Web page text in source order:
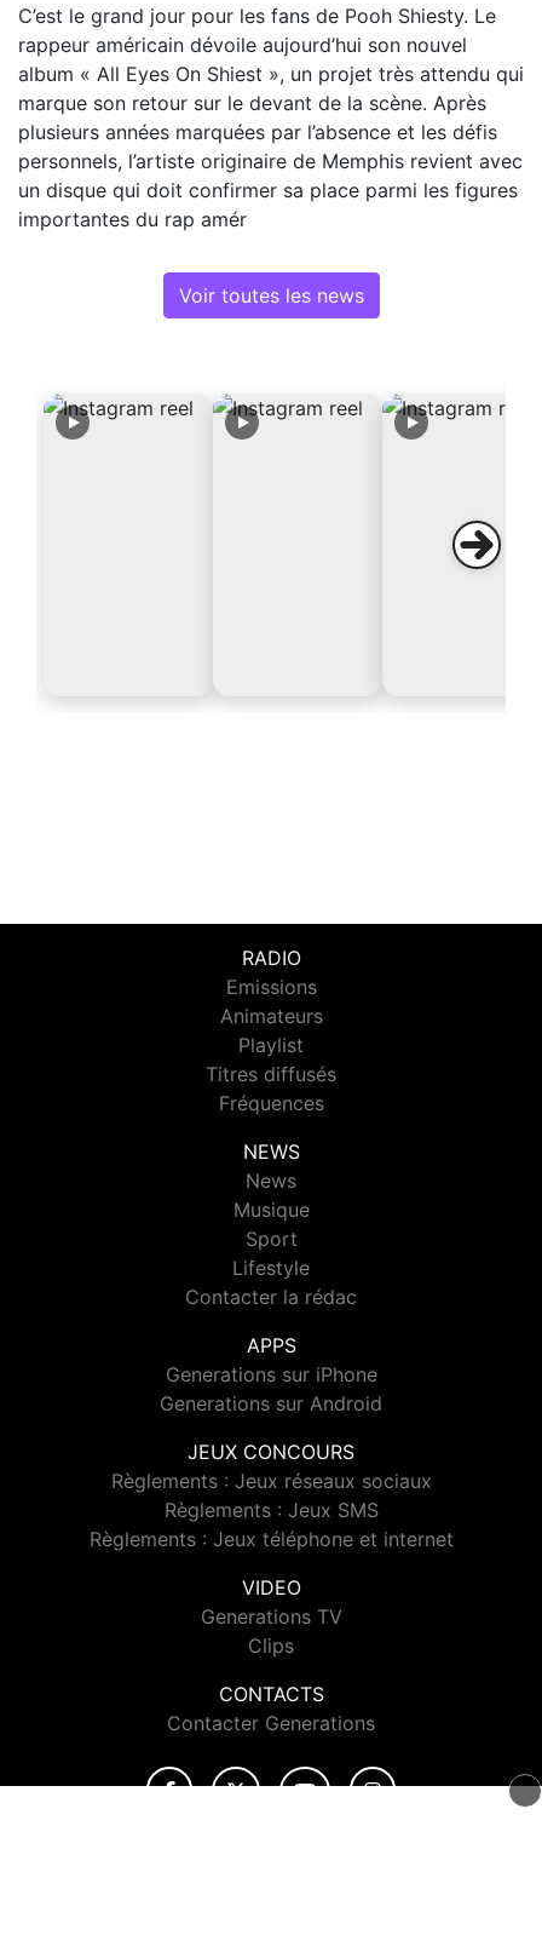
C’est le grand jour pour les fans de Pooh Shiesty. Le
rappeur américain dévoile aujourd’hui son nouvel
album « All Eyes On Shiest », un projet très attendu qui
marque son retour sur le devant de la scène. Après
plusieurs années marquées par l’absence et les défis
personnels, l’artiste originaire de Memphis revient avec
un disque qui doit confirmer sa place parmi les figures
importantes du rap amér
Voir toutes les news
RADIO
Emissions
Animateurs
Playlist
Titres diffusés
Fréquences
NEWS
News
Musique
Sport
Lifestyle
Contacter la rédac
APPS
Generations sur iPhone
Generations sur Android
JEUX CONCOURS
Règlements : Jeux réseaux sociaux
Règlements : Jeux SMS
Règlements : Jeux téléphone et internet
VIDEO
Generations TV
Clips
CONTACTS
Contacter Generations